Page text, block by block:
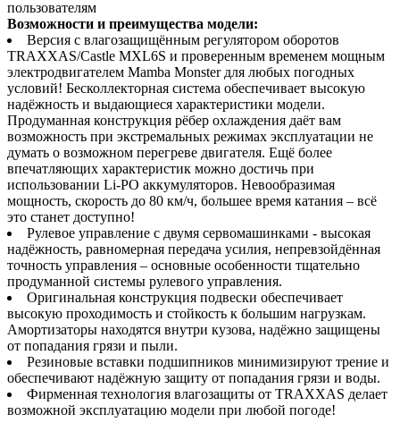
пользователям
Возможности и преимущества модели:
Версия с влагозащищённым регулятором оборотов
TRAXXAS/Castle MXL6S и проверенным временем мощным
электродвигателем Mamba Monster для любых погодных
условий! Бесколлекторная система обеспечивает высокую
надёжность и выдающиеся характеристики модели.
Продуманная конструкция рёбер охлаждения даёт вам
возможность при экстремальных режимах эксплуатации не
думать о возможном перегреве двигателя. Ещё более
впечатляющих характеристик можно достичь при
использовании Li-PO аккумуляторов. Невообразимая
мощность, скорость до 80 км/ч, большее время катания – всё
это станет доступно!
Рулевое управление с двумя сервомашинками - высокая
надёжность, равномерная передача усилия, непревзойдённая
точность управления – основные особенности тщательно
продуманной системы рулевого управления.
Оригинальная конструкция подвески обеспечивает
высокую проходимость и стойкость к большим нагрузкам.
Амортизаторы находятся внутри кузова, надёжно защищены
от попадания грязи и пыли.
Резиновые вставки подшипников минимизируют трение и
обеспечивают надёжную защиту от попадания грязи и воды.
Фирменная технология влагозащиты от TRAXXAS делает
возможной эксплуатацию модели при любой погоде!